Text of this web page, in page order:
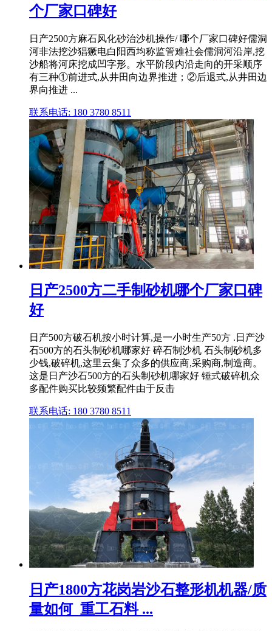
个厂家口碑好
日产2500方麻石风化砂治沙机操作/ 哪个厂家口碑好儒洞
河非法挖沙猖獗电白阳西均称监管难社会儒洞河沿岸,挖
沙船将河床挖成凹字形。水平阶段内沿走向的开采顺序
有三种①前进式,从井田向边界推进；②后退式,从井田边
界向推进 ...
联系电话: 180 3780 8511
日产2500方二手制砂机哪个厂家口碑
好
日产500方破石机按小时计算,是一小时生产50方 .日产沙
石500方的石头制砂机哪家好 碎石制沙机 石头制砂机多
少钱,破碎机,这里云集了众多的供应商,采购商,制造商。
这是日产沙石500方的石头制砂机哪家好 锤式破碎机众
多配件购买比较频繁配件由于反击
联系电话: 180 3780 8511
日产1800方花岗岩沙石整形机机器/质
量如何_重工石料 ...